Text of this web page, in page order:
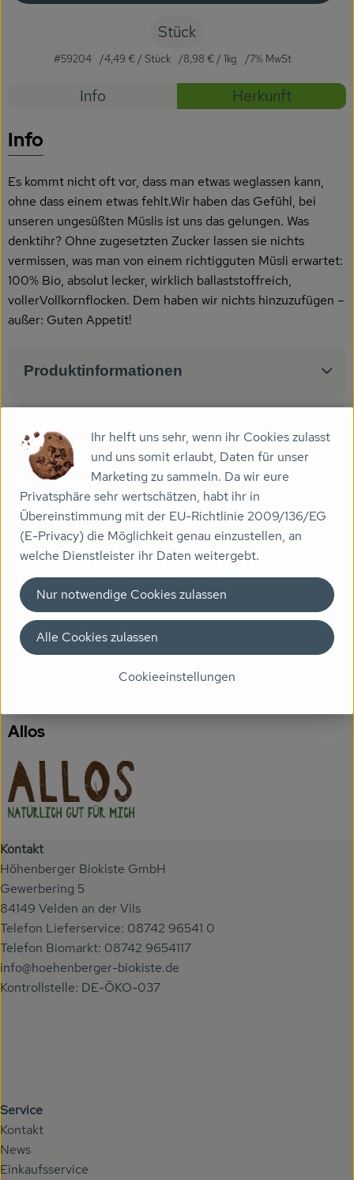
Getränke
Garten
Saatgut
Gedrucktes
Trinkgeld & Spenden
Service
Veranstaltungen
Wissen
Über uns
Stück
#59204 4,49 € / Stück 8,98 € / 1kg 7% MwSt
Rezepte
Info Herkunft
Info
Es kommt nicht oft vor, dass man etwas weglassen kann,
ohne dass einem etwas fehlt.Wir haben das Gefühl, bei
unseren ungesüßten Müslis ist uns das gelungen. Was
denktihr? Ohne zugesetzten Zucker lassen sie nichts
vermissen, was man von einem richtigguten Müsli erwartet:
100% Bio, absolut lecker, wirklich ballaststoffreich,
vollerVollkornflocken. Dem haben wir nichts hinzuzufügen –
außer: Guten Appetit!
Produktinformationen
Zutaten
Nährwert-Info
Produktdatenblatt
Herkunft
Hersteller: Allos
Allos
Kontakt
Höhenberger Biokiste GmbH
Gewerbering 5
84149 Velden an der Vils
Telefon Lieferservice: 08742 96541 0
Telefon Biomarkt: 08742 9654117
info@hoehenberger-biokiste.de
Kontrollstelle: DE-ÖKO-037
Service
Kontakt
News
Einkaufsservice
Ihr helft uns sehr, wenn ihr Cookies zulasst
und uns somit erlaubt, Daten für unser
Marketing zu sammeln. Da wir eure
Privatsphäre sehr wertschätzen, habt ihr in
Übereinstimmung mit der EU-Richtlinie 2009/136/EG
(E-Privacy) die Möglichkeit genau einzustellen, an
welche Dienstleister ihr Daten weitergebt.
Cookieeinstellungen
Nur notwendige Cookies zulassen
Alle Cookies zulassen